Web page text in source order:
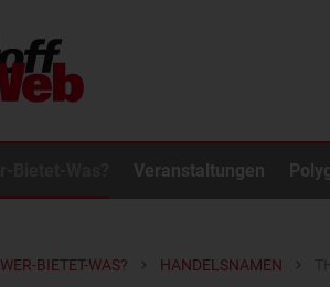
Veranstaltungen
WER-BIETET-WAS? HANDELSNAMEN